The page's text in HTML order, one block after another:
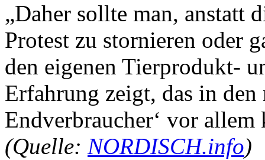
„Daher sollte man, anstatt
Protest zu stornieren oder
den eigenen Tierprodukt-
Erfahrung zeigt, das in
Endverbraucher‘ vor
(Quelle: NORDISCH.info)